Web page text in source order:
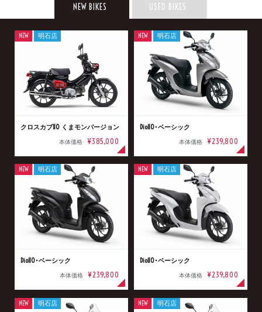
NEW BIKES USED BIKES
クロスカブ110 くまモンバージョン
本体価格 ¥385,000
NEW 明石店
Dio110･ベーシック
本体価格 ¥239,800
NEW 明石店
Dio110･ベーシック
本体価格 ¥239,800
NEW 明石店
Dio110･ベーシック
本体価格 ¥239,800
NEW 明石店
NEW 明石店 NEW 明石店